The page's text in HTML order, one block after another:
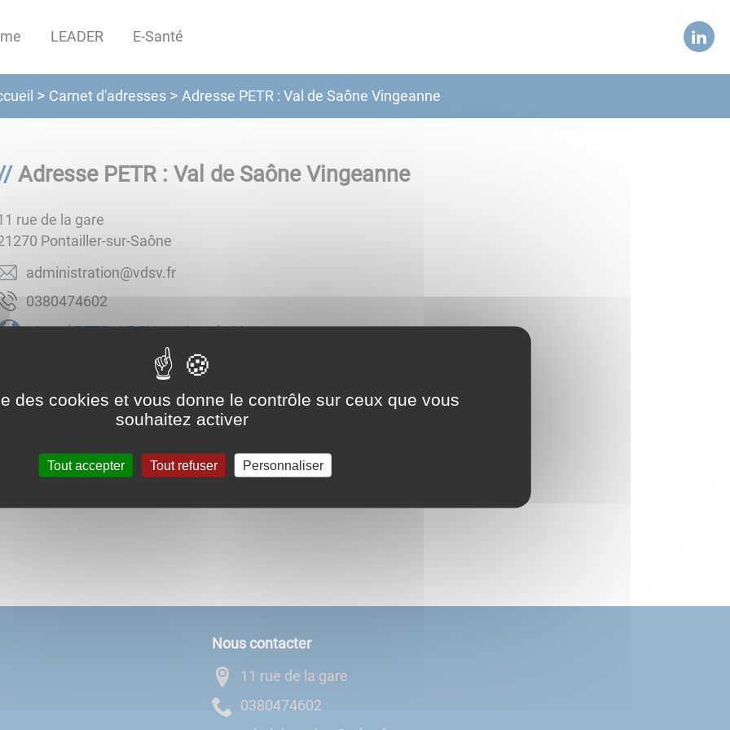
LEADER E-Santé
Carnet d'adresses Adresse PETR : Val de Saône Vingeanne
Adresse PETR : Val de Saône Vingeanne
rue de la gare
Pontailler-sur-Saône
rf.vsdv@noitartsinimda
2064740830
Local PETR : VDSV sur Google Maps
PETR : VDSV
Nous contacter
11 rue de la gare
2064740830
des cookies et vous donne le contrôle sur ceux que vous
souhaitez activer
Tout accepter Tout refuser Personnaliser